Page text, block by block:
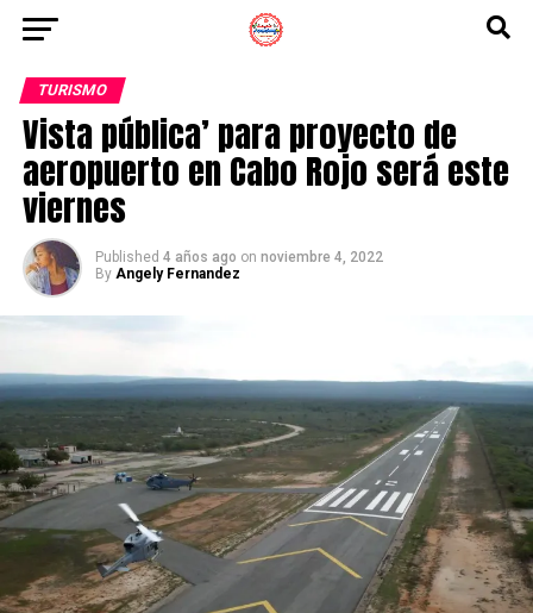
TURISMO
Vista pública’ para proyecto de
aeropuerto en Cabo Rojo será este
viernes
Published 4 años ago on noviembre 4, 2022
By Angely Fernandez